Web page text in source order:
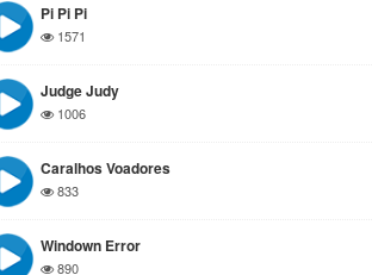
Pi Pi Pi
1571
Judge Judy
1006
Caralhos Voadores
833
Windown Error
890